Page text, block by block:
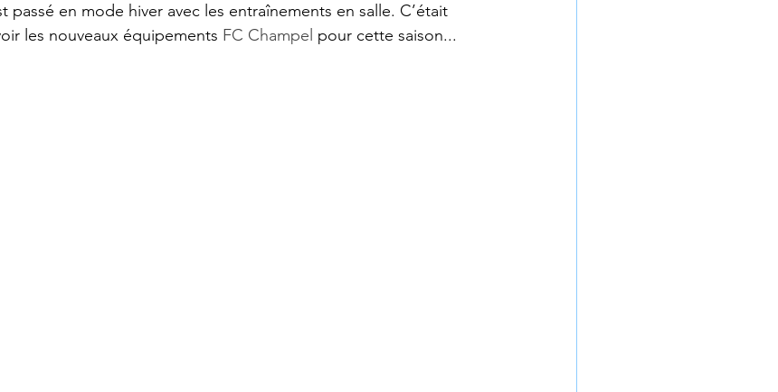
passé en mode hiver avec les entraînements en salle. C’était
les nouveaux équipements FC Champel pour cette saison...